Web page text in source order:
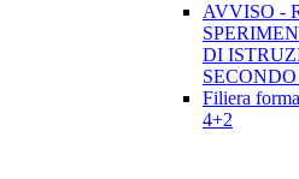
AVVISO -
DI
Filiera
4+2